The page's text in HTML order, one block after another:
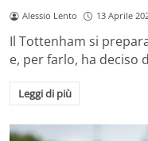
Alessio Lento 13 Aprile
Il Tottenham si
e, per farlo, ha deciso
Leggi di più